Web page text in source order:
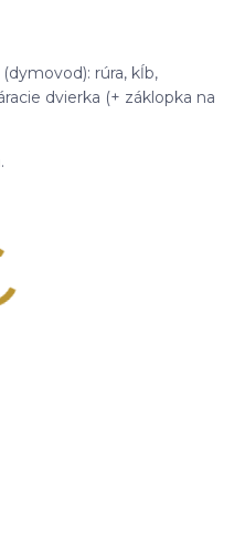
rúra, kĺb,
dvierka (+ záklopka na